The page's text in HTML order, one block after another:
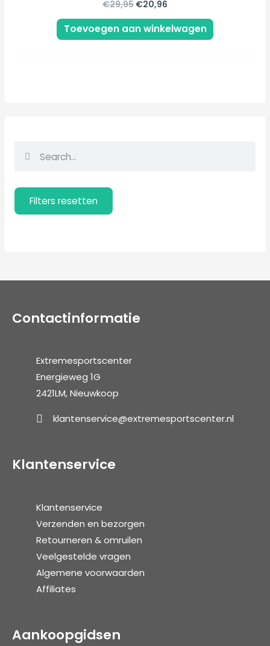
e
Z
e
k
Filters resetten
€29,95 €20,96
Toevoegen aan winkelwagen
Contactinformatie
Extremesportscenter
Energieweg 1G
2421LM, Nieuwkoop
klantenservice@extremesportscenter.nl
Klantenservice
Klantenservice
Verzenden en bezorgen
Retourneren & omruilen
Veelgestelde vragen
Algemene voorwaarden
Affiliates
Aankoopgidsen